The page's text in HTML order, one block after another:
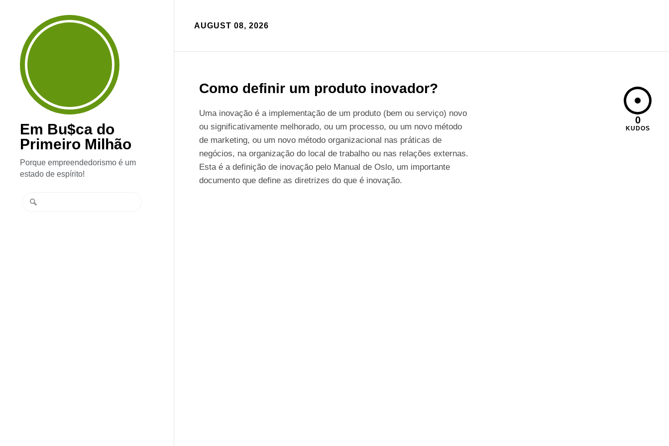
Em Bu$ca do
Primeiro Milhão
Porque empreendedorismo é um
estado de espírito!
AUGUST 08, 2026
Como definir um produto inovador?
Uma inovação é a implementação de um produto (bem ou serviço) novo
ou significativamente melhorado, ou um processo, ou um novo método
de marketing, ou um novo método organizacional nas práticas de
negócios, na organização do local de trabalho ou nas relações externas.
Esta é a definição de inovação pelo Manual de Oslo, um importante
documento que define as diretrizes do que é inovação.
0
KUDOS